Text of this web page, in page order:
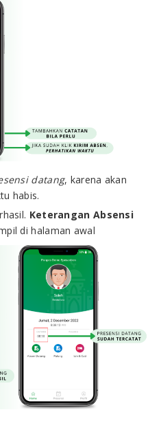
datang, karena akan
habis.
Keterangan Absensi
di halaman awal